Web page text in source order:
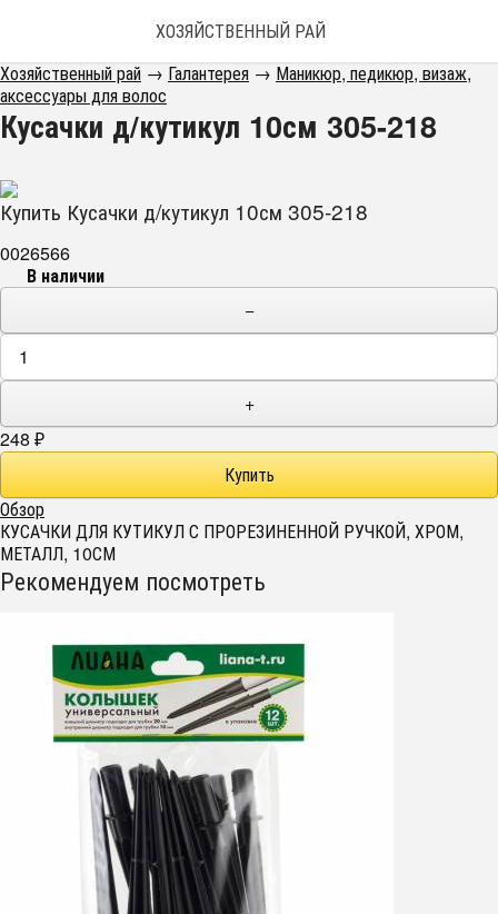
ХОЗЯЙСТВЕННЫЙ РАЙ
Хозяйственный рай → Галантерея → Маникюр, педикюр, визаж,
аксессуары для волос
Кусачки д/кутикул 10см 305-218
Купить Кусачки д/кутикул 10см 305-218
0026566
В наличии
−
+
248 ₽
Обзор
КУСАЧКИ ДЛЯ КУТИКУЛ С ПРОРЕЗИНЕННОЙ РУЧКОЙ, ХРОМ,
МЕТАЛЛ, 10СМ
Рекомендуем посмотреть